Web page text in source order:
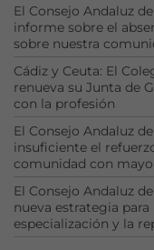
El Consejo Andaluz
informe sobre el
sobre nuestra
Cádiz y Ceuta: El
renueva su Junta de
con la profesión
El Consejo Andaluz
insuficiente el
comunidad con
El Consejo Andaluz
nueva estrategia
especialización y la